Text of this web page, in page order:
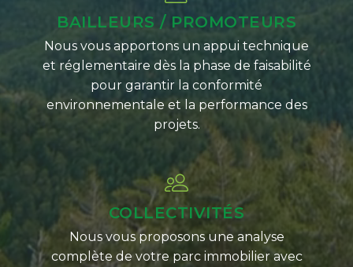
BAILLEURS / PROMOTEURS
Nous vous apportons un appui technique
et réglementaire dès la phase de faisabilité
pour garantir la conformité
environnementale et la performance des
projets.
COLLECTIVITÉS
Nous vous proposons une analyse
complète de votre parc immobilier avec